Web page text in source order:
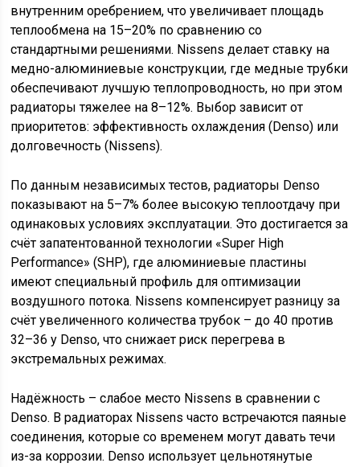
внутренним оребрением, что увеличивает площадь
теплообмена на 15–20% по сравнению со
стандартными решениями. Nissens делает ставку на
медно-алюминиевые конструкции, где медные трубки
обеспечивают лучшую теплопроводность, но при этом
радиаторы тяжелее на 8–12%. Выбор зависит от
приоритетов: эффективность охлаждения (Denso) или
долговечность (Nissens).
По данным независимых тестов, радиаторы Denso
показывают на 5–7% более высокую теплоотдачу при
одинаковых условиях эксплуатации. Это достигается за
счёт запатентованной технологии «Super High
Performance» (SHP), где алюминиевые пластины
имеют специальный профиль для оптимизации
воздушного потока. Nissens компенсирует разницу за
счёт увеличенного количества трубок – до 40 против
32–36 у Denso, что снижает риск перегрева в
экстремальных режимах.
Надёжность – слабое место Nissens в сравнении с
Denso. В радиаторах Nissens часто встречаются паяные
соединения, которые со временем могут давать течи
из-за коррозии. Denso использует цельнотянутые